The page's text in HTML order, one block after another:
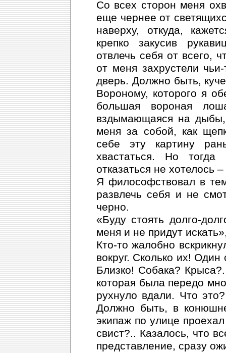
Со всех сторон меня
еще чернее от
наверху, откуда,
крепко закусив
отвлечь себя от всего,
от меня захрустели
дверь. Должно быть,
Вороному, которого я
большая вороная
вздымающаяся на дыбы,
меня за собой, как
себе эту картину
хвастаться. Но
отказаться не хотелось
Я философствовал в
развлечь себя и не
черно.
«Буду стоять долго-
меня и не придут
Кто-то жалобно
вокруг. Сколько их! Один
Близко! Собака?
которая была передо
рухнуло вдали. Что
Должно быть, в
экипаж по улице
свист?.. Казалось, что
представление, сразу